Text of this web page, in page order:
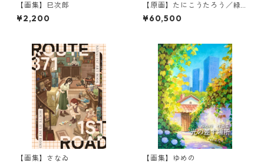
【画集】巳次郎
¥2,200
【原画】たにこうたろう／緑
の友達と世間話
¥60,500
【画集】さなゐ 【画集】ゆめの